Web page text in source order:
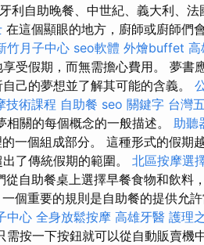
利自助晚餐、中世紀、義大利、
在這個顯眼的地方，廚師或廚師們
竹月子中心 seo軟體 外燴buffet 高
受假期，而無需擔心費用。 夢書
己的夢想並了解其可能的含義。
技術課程 自助餐 seo 關鍵字 台灣
關的每個概念的一般描述。 助聽
一個組成部分。 這種形式的假期
了傳統假期的範圍。 北區按摩選
從自助餐桌上選擇早餐食物和飲料
個重要的規則是自助餐的提供允
中心 全身放鬆按摩 高雄牙醫 護理
按一下按鈕就可以從自動販賣機